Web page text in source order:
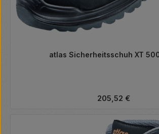
atlas Sicherheitsschuh XT
Regulärer Preis:
205,52 €